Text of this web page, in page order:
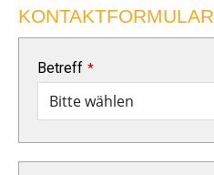
KONTAKTFORMULAR
Betreff *